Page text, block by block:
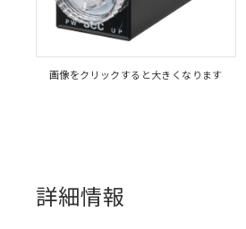
画像をクリックすると大きくなります
詳細情報